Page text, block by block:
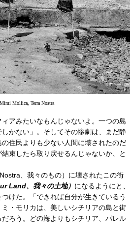
Mollica, Terra Nostra
ィアみたいなもんじゃないよ。一つの島
かない」。そしてその惨劇は、まだ静
住民よりも少ない人間に壊されたのだ
束したら取り戻せるんじゃないか、と
、我々のもの）に壊されたこの街
Land、我々の土地） になるようにと、
けた。「できれば自分が生きているう
・モリカは、美しいシチリアの島と街
ろう。どの海よりもシチリア、パレル